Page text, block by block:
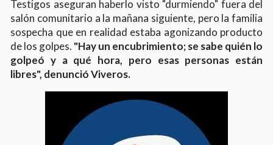
Testigos aseguran haberlo visto "durmiendo" fuera del
salón comunitario a la mañana siguiente, pero la familia
sospecha que en realidad estaba agonizando producto
de los golpes. "Hay un encubrimiento; se sabe quién lo
golpeó y a qué hora, pero esas personas están
libres", denunció Viveros.